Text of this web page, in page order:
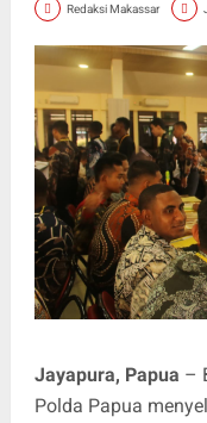
Redaksi Makassar
Jayapura, Papua –
Polda Papua